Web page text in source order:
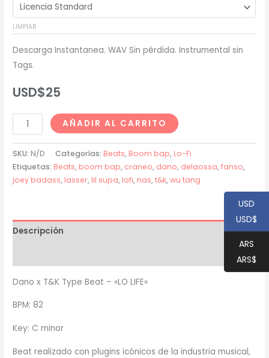
USD$20
hasta
LIMPIAR
Descarga Instantanea. WAV Sin pérdida. Instrumental sin
Tags.
USD$25
Dano
x
T&K
Type
Beat
LIFE"
AÑADIR AL CARRITO
SKU: N/D Categorías: Beats, Boom bap, Lo-Fi
Etiquetas: Beats, boom bap, craneo, dano, delaossa,fanso,
joey badass, lasser, lil supa, lofi, nas,t&k,wu tang
Descripción
Dano x T&K Type Beat – «LO LIFE»
BPM: 82
Key: C minor
Beat realizado con plugins icónicos de la industria musical,
USD
USD$
ARS
ARS$